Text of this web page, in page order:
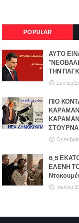
POPULAR
ΑΥΤΟ
ΤΗΝ
ΠΙΟ
6,5
ΕΛΕΝΗ
Ιουλίου